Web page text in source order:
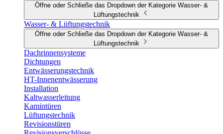
Öffne oder Schließe das Dropdown der Kategorie Wasser- &
Lüftungstechnik
Wasser- & Lüftungstechnik
Öffne oder Schließe das Dropdown der Kategorie Wasser- &
Lüftungstechnik
Dachrinnensysteme
Dichtungen
Entwässerungstechnik
HT-Innenentwässerung
Installation
Kaltwasserleitung
Kamintüren
Lüftungstechnik
Revisionstüren